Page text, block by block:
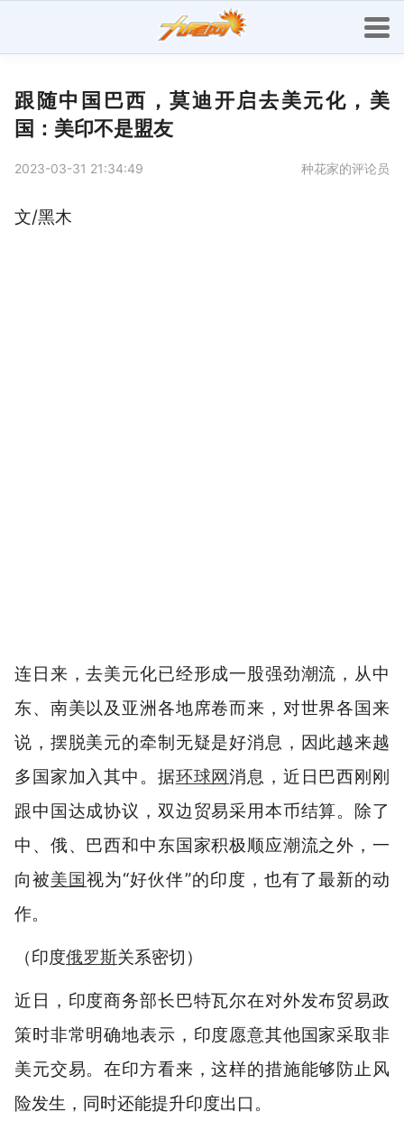
跟随中国巴西，莫迪开启去美元化，美
国：美印不是盟友
2023-03-31 21:34:49 种花家的评论员
文/黑木
连日来，去美元化已经形成一股强劲潮流，从中
东、南美以及亚洲各地席卷而来，对世界各国来
说，摆脱美元的牵制无疑是好消息，因此越来越
多国家加入其中。据环球网消息，近日巴西刚刚
跟中国达成协议，双边贸易采用本币结算。除了
中、俄、巴西和中东国家积极顺应潮流之外，一
向被美国视为“好伙伴”的印度，也有了最新的动
作。
（印度俄罗斯关系密切）
近日，印度商务部长巴特瓦尔在对外发布贸易政
策时非常明确地表示，印度愿意其他国家采取非
美元交易。在印方看来，这样的措施能够防止风
险发生，同时还能提升印度出口。